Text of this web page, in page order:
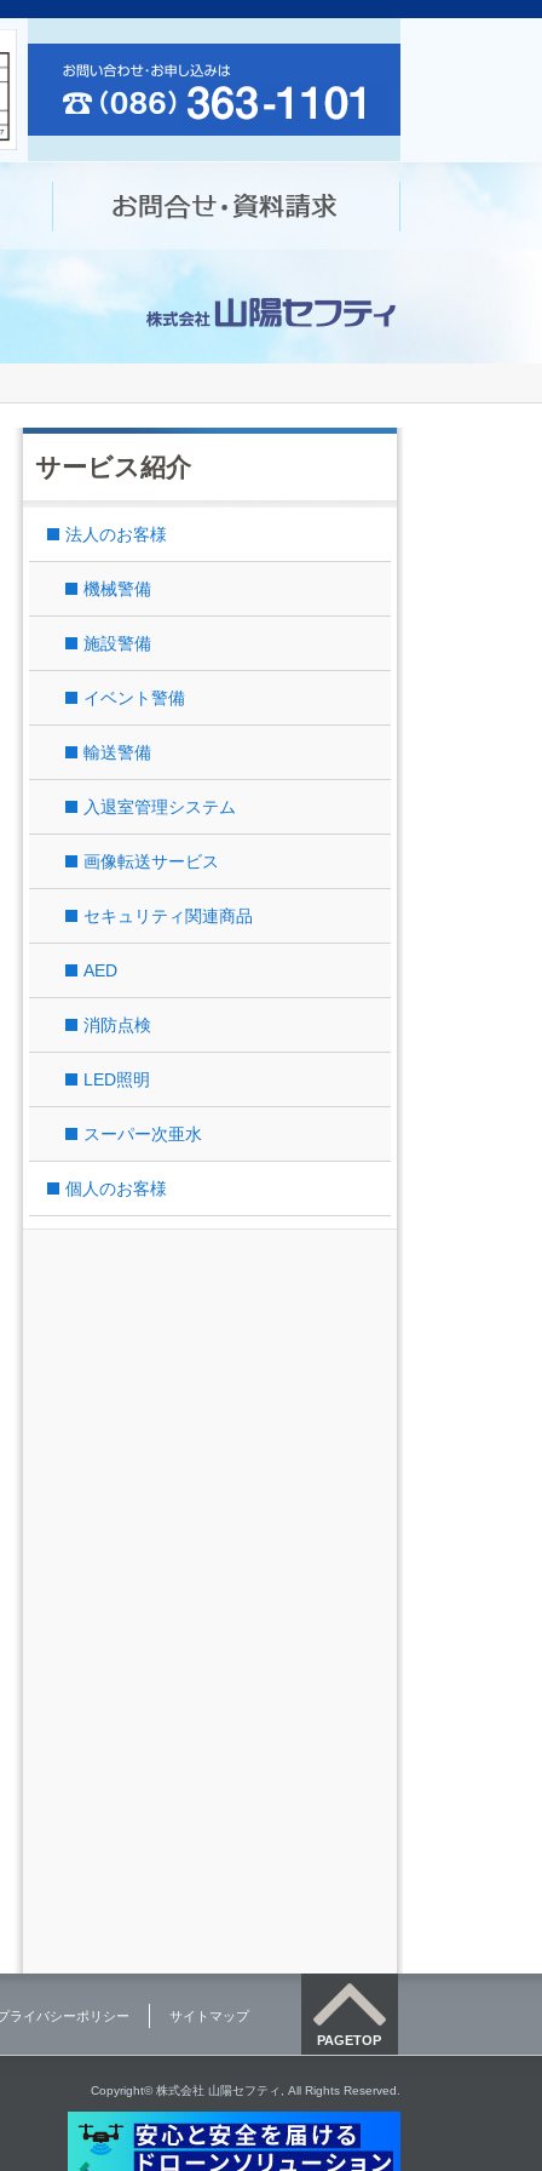
サービス紹介
法人のお客様
機械警備
施設警備
イベント警備
輸送警備
入退室管理システム
画像転送サービス
セキュリティ関連商品
AED
消防点検
LED照明
スーパー次亜水
個人のお客様
PAGETOP
ライバシーポリシー サイトマップ
Copyright© 株式会社 山陽セフティ, All Rights Reserved.